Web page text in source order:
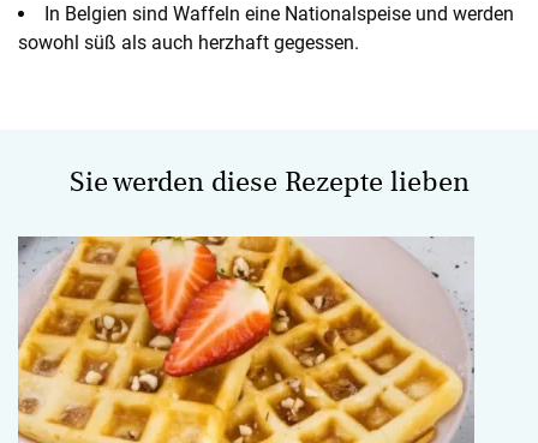
In Belgien sind Waffeln eine Nationalspeise und werden
sowohl süß als auch herzhaft gegessen.
Sie werden diese Rezepte lieben